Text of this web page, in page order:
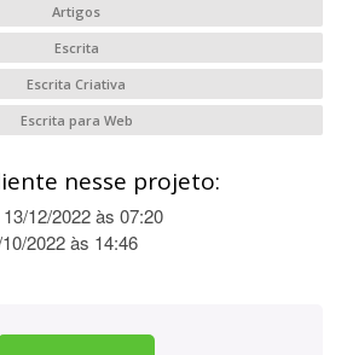
Artigos
Escrita
Escrita Criativa
Escrita para Web
nesse projeto:
13/12/2022 às 07:20
2022 às 14:46